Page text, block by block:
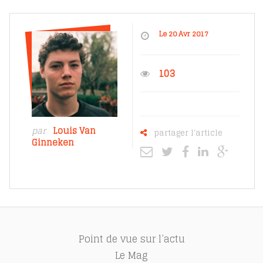
par Louis Van
Ginneken
Le 20 Avr 2017
103
partager l'article
Point de vue sur l’actu
Le Mag